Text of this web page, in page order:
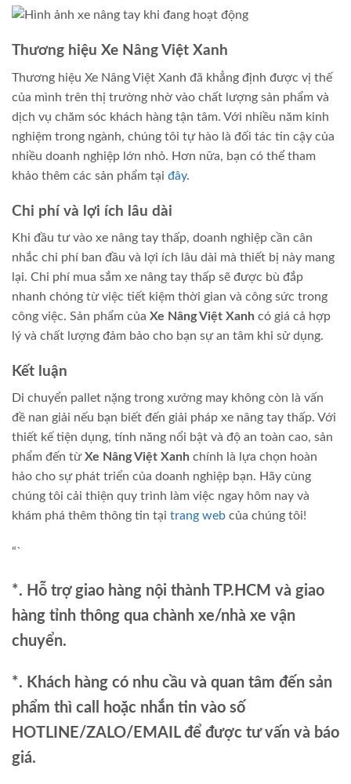
Thương hiệu Xe Nâng Việt Xanh
Thương hiệu Xe Nâng Việt Xanh đã khẳng định được vị thế
của mình trên thị trường nhờ vào chất lượng sản phẩm và
dịch vụ chăm sóc khách hàng tận tâm. Với nhiều năm kinh
nghiệm trong ngành, chúng tôi tự hào là đối tác tin cậy của
nhiều doanh nghiệp lớn nhỏ. Hơn nữa, bạn có thể tham
khảo thêm các sản phẩm tại đây.
Chi phí và lợi ích lâu dài
Khi đầu tư vào xe nâng tay thấp, doanh nghiệp cần cân
nhắc chi phí ban đầu và lợi ích lâu dài mà thiết bị này mang
lại. Chi phí mua sắm xe nâng tay thấp sẽ được bù đắp
nhanh chóng từ việc tiết kiệm thời gian và công sức trong
công việc. Sản phẩm của Xe Nâng Việt Xanh có giá cả hợp
lý và chất lượng đảm bảo cho bạn sự an tâm khi sử dụng.
Kết luận
Di chuyển pallet nặng trong xưởng may không còn là vấn
đề nan giải nếu bạn biết đến giải pháp xe nâng tay thấp. Với
thiết kế tiện dụng, tính năng nổi bật và độ an toàn cao, sản
phẩm đến từXe Nâng Việt Xanh chính là lựa chọn hoàn
hảo cho sự phát triển của doanh nghiệp bạn. Hãy cùng
chúng tôi cải thiện quy trình làm việc ngay hôm nay và
khám phá thêm thông tin tại trang web của chúng tôi!
“`
*. Hỗ trợ giao hàng nội thành TP.HCM và giao
hàng tỉnh thông qua chành xe/nhà xe vận
chuyển.
*. Khách hàng có nhu cầu và quan tâm đến sản
phẩm thì call hoặc nhắn tin vào số
HOTLINE/ZALO/EMAIL để được tư vấn và báo
giá.